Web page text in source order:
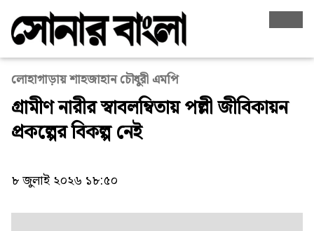
লোহাগাড়ায় শাহজাহান চৌধুরী এমপি
গ্রামীণ নারীর স্বাবলম্বিতায় পল্লী জীবিকায়ন
প্রকল্পের বিকল্প নেই
৮ জুলাই ২০২৬ ১৮:৫০